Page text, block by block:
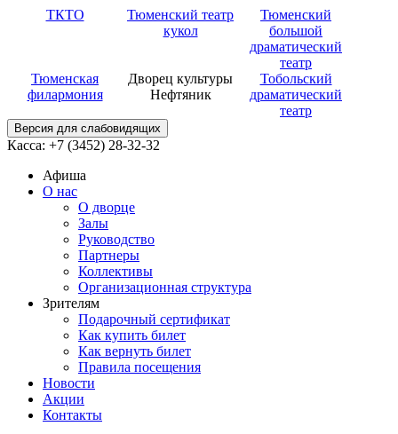
ТКТО
Тюменский театр
кукол
Тюменский
большой
драматический
театр
Тюменская
филармония
Дворец культуры
Нефтяник
Тобольский
драматический
театр
Версия для слабовидящих
Касса: +7 (3452) 28-32-32
Афиша
О нас
О дворце
Залы
Руководство
Партнеры
Коллективы
Организационная структура
Зрителям
Подарочный сертификат
Как купить билет
Как вернуть билет
Правила посещения
Новости
Акции
Контакты